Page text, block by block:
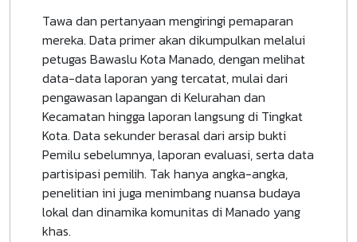
Tawa dan pertanyaan mengiringi pemaparan
mereka. Data primer akan dikumpulkan melalui
petugas Bawaslu Kota Manado, dengan melihat
data-data laporan yang tercatat, mulai dari
pengawasan lapangan di Kelurahan dan
Kecamatan hingga laporan langsung di Tingkat
Kota. Data sekunder berasal dari arsip bukti
Pemilu sebelumnya, laporan evaluasi, serta data
partisipasi pemilih. Tak hanya angka-angka,
penelitian ini juga menimbang nuansa budaya
lokal dan dinamika komunitas di Manado yang
khas.